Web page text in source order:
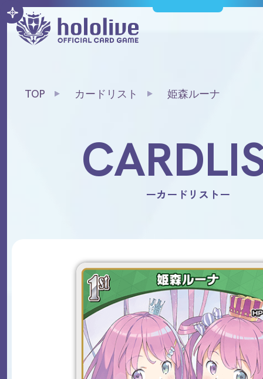
TOP カードリスト 姫森ルーナ
ーカードリストー